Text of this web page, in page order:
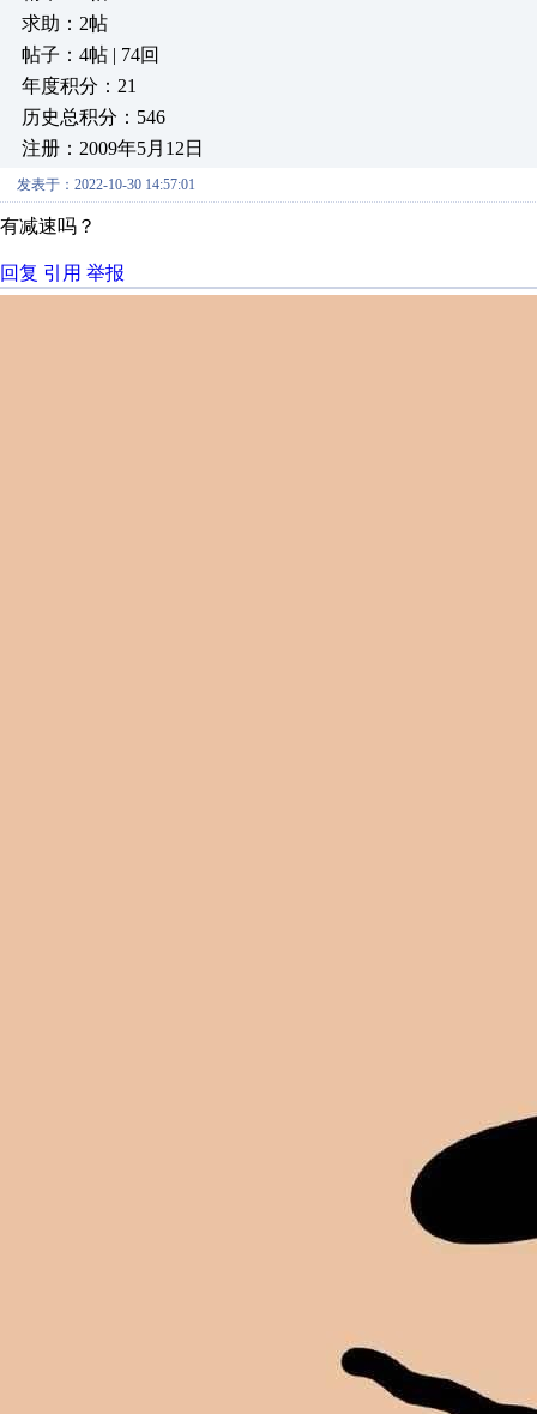
求助：2帖
帖子：4帖 | 74回
年度积分：21
历史总积分：546
注册：2009年5月12日
发表于：2022-10-30 14:57:01
有减速吗？
回复 引用 举报